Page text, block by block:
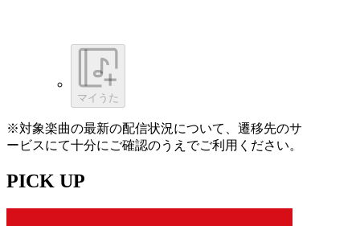
マイうた
※対象楽曲の最新の配信状況について、遷移先のサ
ービスにて十分にご確認のうえでご利用ください。
PICK UP